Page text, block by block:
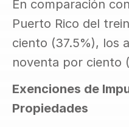
En comparación
Puerto Rico del
ciento (37.5%), los
noventa por ciento
Exenciones de
Propiedades